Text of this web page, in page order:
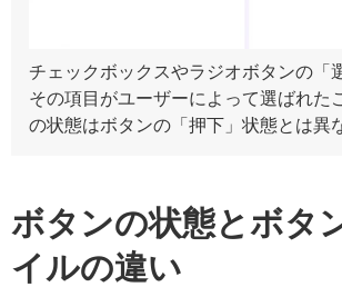
チェックボックスやラジオボタンの「
その項目がユーザーによって選ばれた
の状態はボタンの「押下」状態とは異
ボタンの状態とボタ
イルの違い